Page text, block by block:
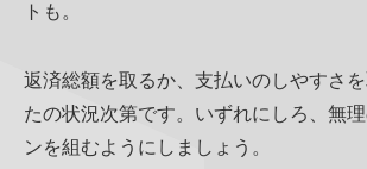
トも。
返済総額を取るか、支払いのしやすさ
たの状況次第です。いずれにしろ、無
ンを組むようにしましょう。